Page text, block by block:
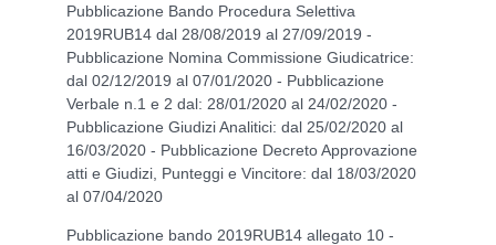
Pubblicazione Bando Procedura Selettiva
2019RUB14 dal 28/08/2019 al 27/09/2019 -
Pubblicazione Nomina Commissione Giudicatrice:
dal 02/12/2019 al 07/01/2020 - Pubblicazione
Verbale n.1 e 2 dal: 28/01/2020 al 24/02/2020 -
Pubblicazione Giudizi Analitici: dal 25/02/2020 al
16/03/2020 - Pubblicazione Decreto Approvazione
atti e Giudizi, Punteggi e Vincitore: dal 18/03/2020
al 07/04/2020
Pubblicazione bando 2019RUB14 allegato 10 -